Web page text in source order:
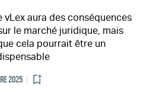
vLex aura des conséquences
le marché juridique, mais
cela pourrait être un
2025